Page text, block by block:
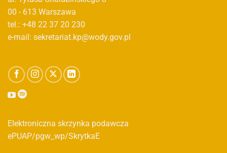
00 - 613 Warszawa
tel.: +48 22 37 20 230
e-mail: sekretariat.kp@wody.gov.pl
Elektroniczna skrzynka podawcza
ePUAP/pgw_wp/SkrytkaE